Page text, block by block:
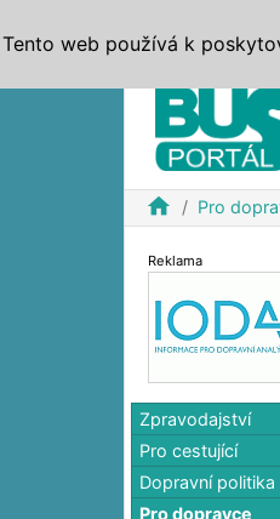
home Pro
Reklama
Zpravodajství
Pro cestující
Dopravní politika
Pro dopravce
Tento web používá k